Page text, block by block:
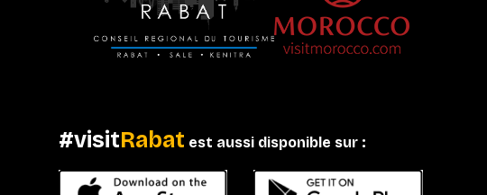
#visitRabat est aussi disponible sur :